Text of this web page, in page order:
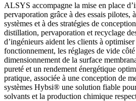
ALSYS accompagne la mise en place
pervaporation grâce à des essais pilotes,
systèmes et à des stratégies de
distillation, pervaporation et recyclage
d’ingénieurs aident les clients à
fonctionnement, les réglages de vide
dimensionnement de la surface
pureté et un rendement énergétique
pratique, associée à une conception de
systèmes Hybsi® une solution fiable
solvants et la production chimique